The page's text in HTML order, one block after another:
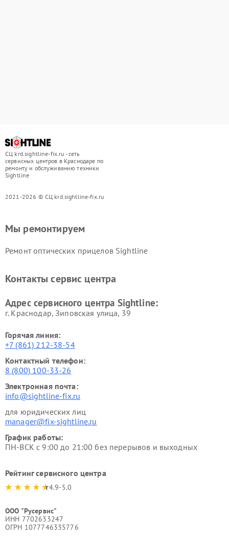
СЦ krd.sightline-fix.ru - сеть
сервисных центров в Краснодаре по
ремонту и обслуживанию техники
Sightline
2021-2026 © СЦ krd.sightline-fix.ru
Мы ремонтируем
Ремонт оптических прицелов Sightline
Контакты сервис центра
Адрес сервисного центра Sightline:
г. Краснодар, Зиповская улица, 39
Горячая линия:
+7 (861) 212-38-54
Контактный телефон:
8 (800) 100-33-26
Электронная почта:
info@sightline-fix.ru
для юридических лиц
manager@fix-sightline.ru
График работы:
ПН-ВСК с 9:00 до 21:00 без перерывов и выходных
Рейтинг сервисного центра
4.9-5.0
ООО "Русервис"
ИНН 7702633247
ОГРН 1077746335776